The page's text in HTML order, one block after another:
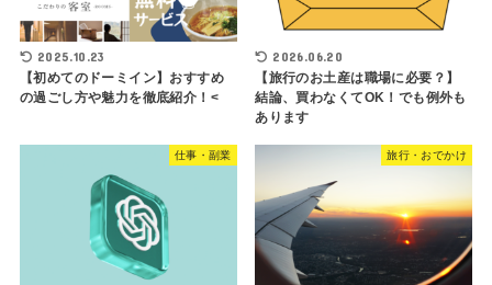
2025.10.23
【初めてのドーミイン】おすすめ
の過ごし方や魅力を徹底紹介！<
2026.06.20
【旅行のお土産は職場に必要？】
結論、買わなくてOK！でも例外も
あります
仕事・副業 旅行・おでかけ